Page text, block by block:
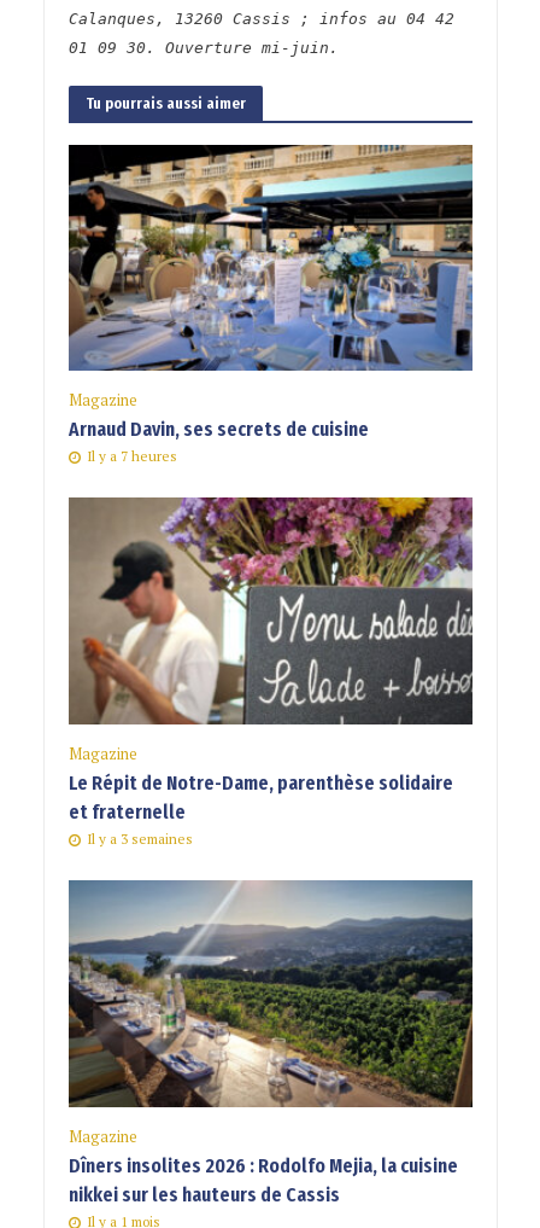
Calanques, 13260 Cassis ; infos au 04 42
01 09 30. Ouverture mi-juin.
Tu pourrais aussi aimer
Magazine
Arnaud Davin, ses secrets de cuisine
Il y a 7 heures
Magazine
Le Répit de Notre-Dame, parenthèse solidaire
et fraternelle
Il y a 3 semaines
Magazine
Dîners insolites 2026 : Rodolfo Mejia, la cuisine
nikkei sur les hauteurs de Cassis
Il y a 1 mois